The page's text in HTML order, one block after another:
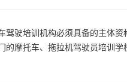
驾驶培训机构必须具备的主体
的摩托车、拖拉机驾驶员培训